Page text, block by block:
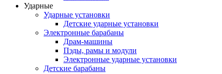
Ударные
Ударные установки
Детские ударные установки
Электронные барабаны
Драм-машины
Пэды, рамы и модули
Электронные ударные установки
Детские барабаны